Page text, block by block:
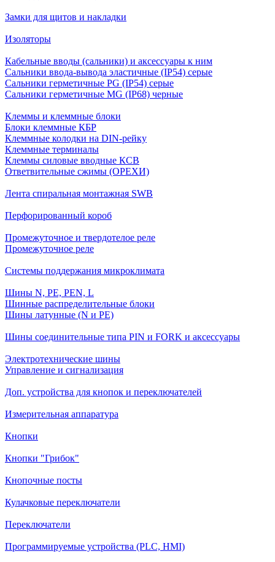
Замки для щитов и накладки
Изоляторы
Кабельные вводы (сальники) и аксессуары к ним
Сальники ввода-вывода эластичные (IP54) серые
Сальники герметичные PG (IP54) серые
Сальники герметичные MG (IP68) черные
Клеммы и клеммные блоки
Блоки клеммные КБР
Клеммные колодки на DIN-рейку
Клеммные терминалы
Клеммы силовые вводные КСВ
Ответвительные сжимы (ОРЕХИ)
Лента спиральная монтажная SWB
Перфорированный короб
Промежуточное и твердотелое реле
Промежуточное реле
Системы поддержания микроклимата
Шины N, PE, PEN, L
Шинные распределительные блоки
Шины латунные (N и PE)
Шины соединительные типа PIN и FORK и аксессуары
Электротехнические шины
Управление и сигнализация
Доп. устройства для кнопок и переключателей
Измерительная аппаратура
Кнопки
Кнопки "Грибок"
Кнопочные посты
Кулачковые переключатели
Переключатели
Программируемые устройства (PLC, HMI)